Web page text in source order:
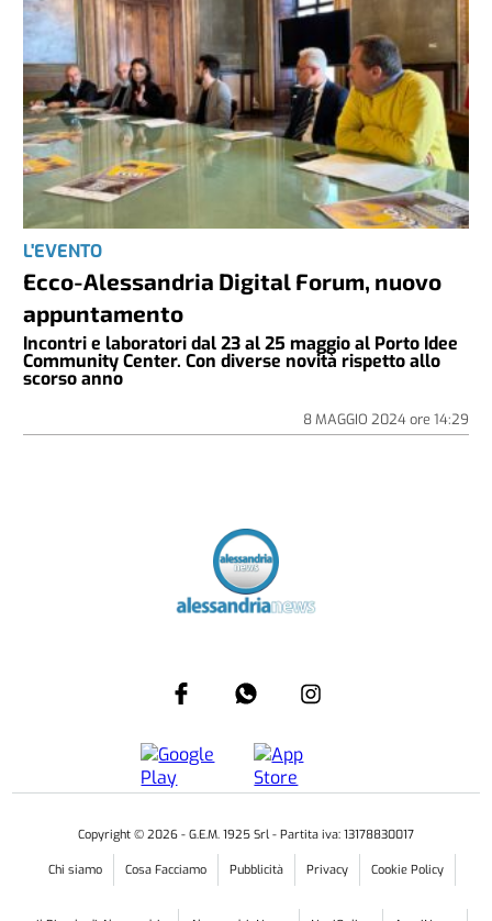
L'EVENTO
Ecco-Alessandria Digital Forum, nuovo
appuntamento
Incontri e laboratori dal 23 al 25 maggio al Porto Idee
Community Center. Con diverse novità rispetto allo
scorso anno
8 MAGGIO 2024ore 14:29
Copyright © 2026 - G.E.M. 1925 Srl - Partita iva: 13178830017
Chi siamo Cosa Facciamo Pubblicità Privacy Cookie Policy